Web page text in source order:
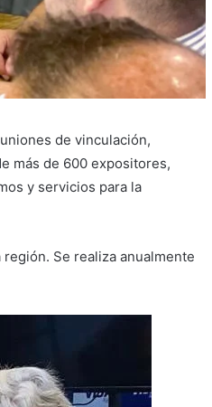
de vinculación,
más de 600 expositores,
y servicios para la
Se realiza anualmente